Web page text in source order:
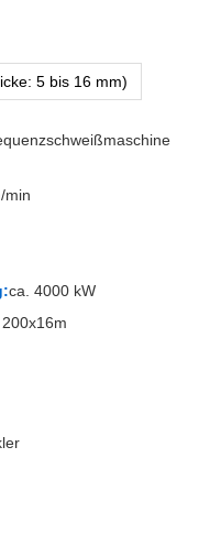
5 bis 16 mm)
min
ca. 4000 kW